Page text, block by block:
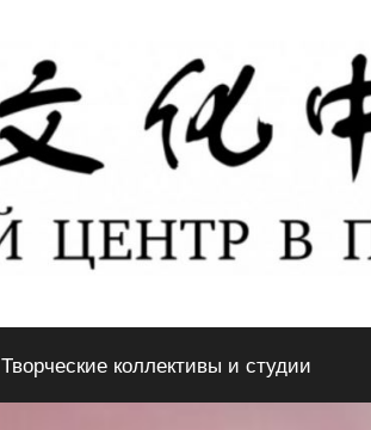
Творческие коллективы и студии